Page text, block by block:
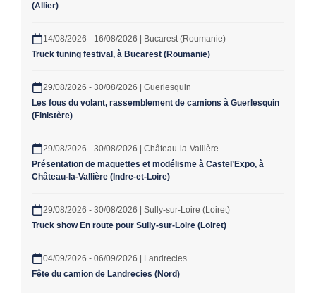
(Allier)
14/08/2026 - 16/08/2026 | Bucarest (Roumanie)
Truck tuning festival, à Bucarest (Roumanie)
29/08/2026 - 30/08/2026 | Guerlesquin
Les fous du volant, rassemblement de camions à Guerlesquin
(Finistère)
29/08/2026 - 30/08/2026 | Château-la-Vallière
Présentation de maquettes et modélisme à Castel’Expo, à
Château-la-Vallière (Indre-et-Loire)
29/08/2026 - 30/08/2026 | Sully-sur-Loire (Loiret)
Truck show En route pour Sully-sur-Loire (Loiret)
04/09/2026 - 06/09/2026 | Landrecies
Fête du camion de Landrecies (Nord)